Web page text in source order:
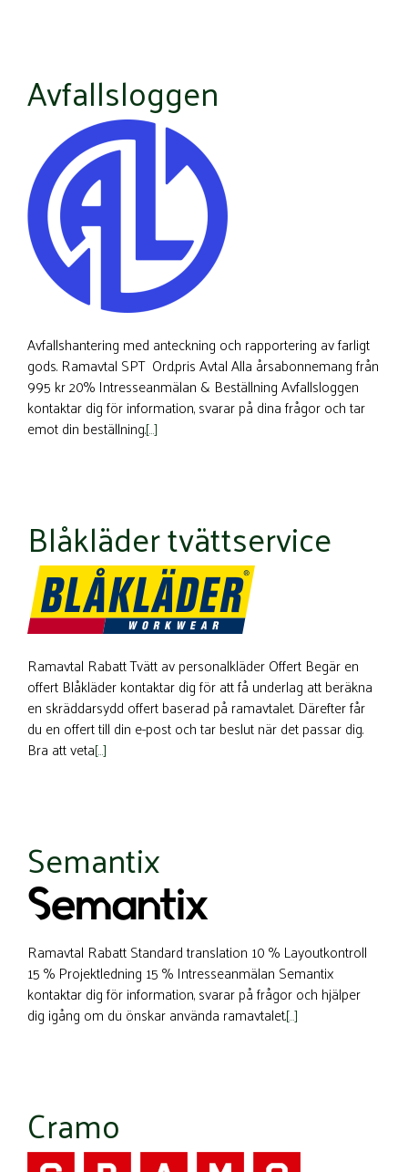
Avfallsloggen
Avfallshantering med anteckning och rapportering av farligt
gods. Ramavtal SPT Ord.pris Avtal Alla årsabonnemang från
995 kr 20% Intresseanmälan & Beställning Avfallsloggen
kontaktar dig för information, svarar på dina frågor och tar
emot din beställning.[…]
Blåkläder tvättservice
Ramavtal Rabatt Tvätt av personalkläder Offert Begär en
offert Blåkläder kontaktar dig för att få underlag att beräkna
en skräddarsydd offert baserad på ramavtalet. Därefter får
du en offert till din e-post och tar beslut när det passar dig.
Bra att veta[…]
Semantix
Ramavtal Rabatt Standard translation 10 % Layoutkontroll
15 % Projektledning 15 % Intresseanmälan Semantix
kontaktar dig för information, svarar på frågor och hjälper
dig igång om du önskar använda ramavtalet.[…]
Cramo